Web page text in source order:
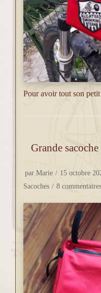
Pour avoir tout son
Grande
par Marie 15 octobre
Sacoches
8 commentaires